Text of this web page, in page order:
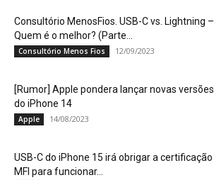
Consultório MenosFios. USB-C vs. Lightning –
Quem é o melhor? (Parte...
Consultório Menos Fios 12/09/2023
[Rumor] Apple pondera lançar novas versões
do iPhone 14
Apple 14/08/2023
USB-C do iPhone 15 irá obrigar a certificação
MFI para funcionar...